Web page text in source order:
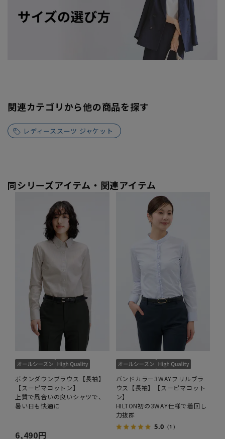
関連カテゴリから他の商品を探す
レディーススーツ ジャケット
同シリーズアイテム・関連アイテム
ボタンダウンブラウス【長袖】
【スーピマコットン】
上質で風合いの良いシャツで、
暑い日も快適に
6,490円
バンドカラー3WAYフリルブラ
ウス【長袖】【スーピマコット
ン】
HILTON初の3WAY仕様で着回し
力抜群
5.0 （1）